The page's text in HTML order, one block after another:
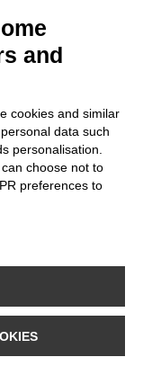
À PROPOS
and
cookies and similar
data such
personalisation.
choose not to
preferences to